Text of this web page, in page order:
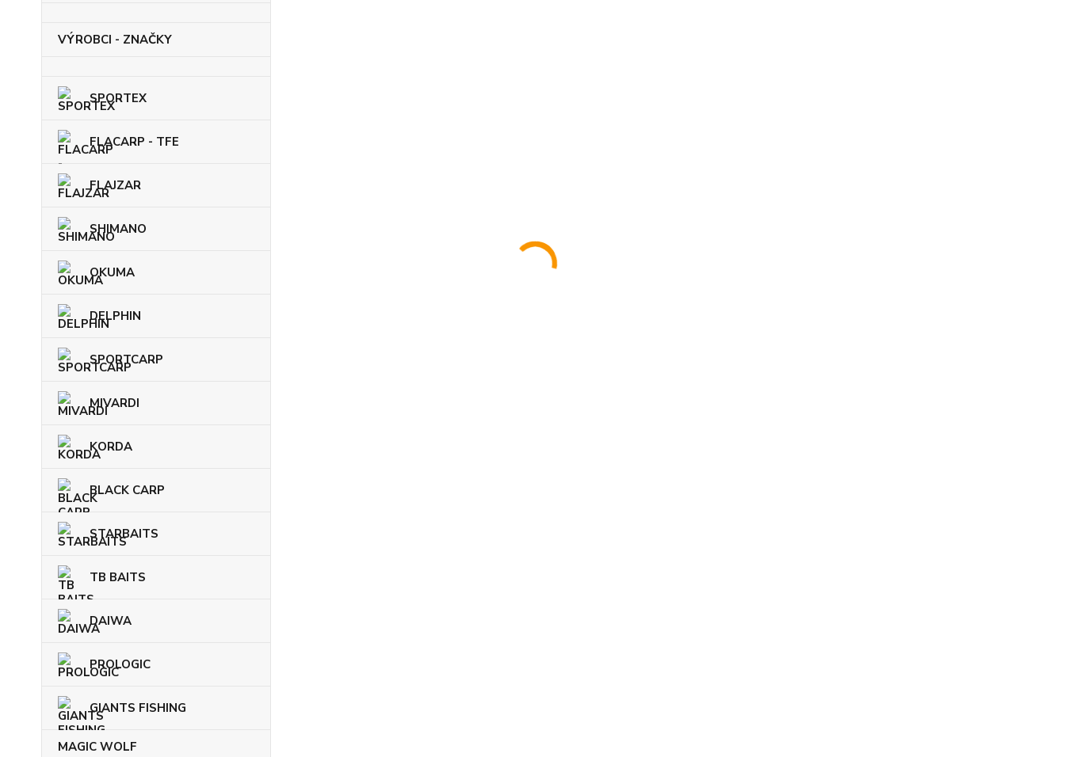
VÝROBCI - ZNAČKY
SPORTEX
FLACARP - TFE
FLAJZAR
SHIMANO
OKUMA
DELPHIN
SPORTCARP
MIVARDI
KORDA
BLACK CARP
STARBAITS
TB BAITS
DAIWA
PROLOGIC
GIANTS FISHING
MAGIC WOLF